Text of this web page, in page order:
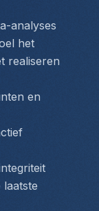
het
realiseren
laatste